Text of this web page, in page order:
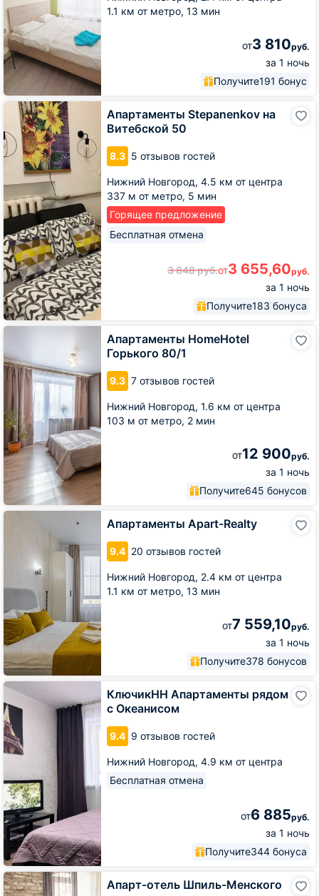
1.1 км от метро, 13 мин
от3 810руб.
за 1 ночь
Получите191 бонус
Апартаменты Stepanenkov на
Витебской 50
8.3 5 отзывов гостей
Нижний Новгород, 4.5 км от центра
337 м от метро, 5 мин
Горящее предложение
Бесплатная отмена
3 848руб.от3 655,60руб.
за 1 ночь
Получите183 бонуса
Апартаменты
Stepanenkov
на
Витебской
50
Апартаменты HomeHotel
Горького 80/1
9.3 7 отзывов гостей
Нижний Новгород, 1.6 км от центра
103 м от метро, 2 мин
от12 900руб.
за 1 ночь
Получите645 бонусов
Апартаменты
Горького
80/1
Апартаменты Apart-Realty
9.4 20 отзывов гостей
Нижний Новгород, 2.4 км от центра
1.1 км от метро, 13 мин
от7 559,10руб.
за 1 ночь
Получите378 бонусов
Апартаменты
КлючикНН Апартаменты рядом
с Океанисом
9.4 9 отзывов гостей
Нижний Новгород, 4.9 км от центра
Бесплатная отмена
от6 885руб.
за 1 ночь
Получите344 бонуса
КлючикНН
Апартаменты
рядом
с
Океанисом
Апарт-отель Шпиль-Менского
Апарт-
отель